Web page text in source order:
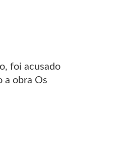
foi acusado
a obra Os